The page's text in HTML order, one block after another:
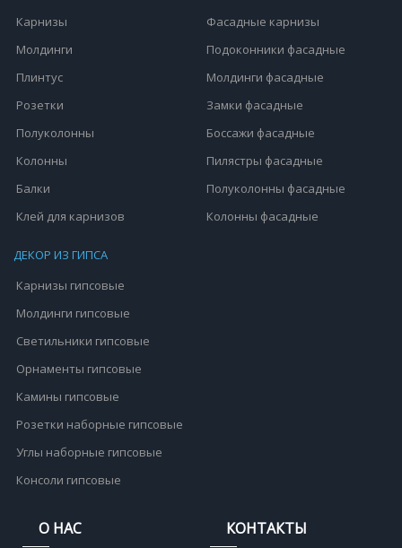
Карнизы
Молдинги
Плинтус
Розетки
Полуколонны
Колонны
Балки
Клей для карнизов
Фасадные карнизы
Подоконники фасадные
Молдинги фасадные
Замки фасадные
Боссажи фасадные
Пилястры фасадные
Полуколонны фасадные
Колонны фасадные
ДЕКОР ИЗ ГИПСА
Карнизы гипсовые
Молдинги гипсовые
Светильники гипсовые
Орнаменты гипсовые
Камины гипсовые
Розетки наборные гипсовые
Углы наборные гипсовые
Консоли гипсовые
О НАС КОНТАКТЫ